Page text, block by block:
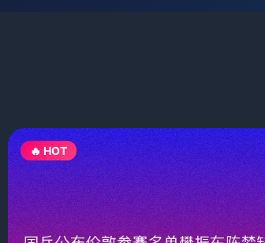
🔥 HOT